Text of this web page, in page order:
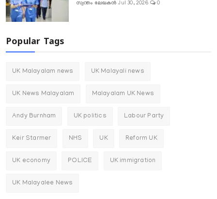
സ്വന്തം ലേഖകൻ Jul 30, 2026 0
Popular Tags
UK Malayalam news UK Malayali news
UK News Malayalam Malayalam UK News
Andy Burnham UK politics Labour Party
Keir Starmer NHS UK Reform UK
UK economy POLICE UK immigration
UK Malayalee News